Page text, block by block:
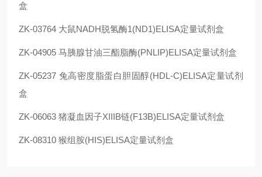
盒
ZK-03764 大鼠NADH脱氢酶1(ND1)ELISA定量试剂盒
ZK-04905 马胰腺甘油三酯脂酶(PNLIP)ELISA定量试剂盒
ZK-05237 兔高密度脂蛋白胆固醇(HDL-C)ELISA定量试剂
盒
ZK-06063 猪凝血因子XIIIB链(F13B)ELISA定量试剂盒
ZK-08310 猴组胺(HIS)ELISA定量试剂盒